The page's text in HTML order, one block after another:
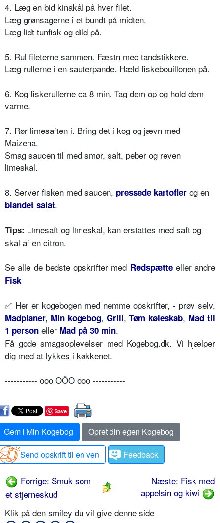
4. Læg en bid kinakål på hver filet.
Læg grønsagerne i et bundt på midten.
Læg lidt tunfisk og dild på.
5. Rul fileterne sammen. Fæstn med tandstikkere.
Læg rullerne i en sauterpande. Hæld fiskebouillonen på.
6. Kog fiskerullerne ca 8 min. Tag dem op og hold dem
varme.
7. Rør limesaften i. Bring det i kog og jævn med
Maizena.
Smag saucen til med smør, salt, peber og reven
limeskal.
8. Server fisken med saucen, pressede kartofler og en
blandet salat.
Tips: Limesaft og limeskal, kan erstattes med saft og
skal af en citron.
Se alle de bedste opskrifter med Rødspætteeller andre
Fisk
✅ Her er kogebogen med nemme opskrifter, - prøv selv,
Madplaner, Min kogebog, Grill,Tøm køleskab, Mad til
1 person eller Mad på 30 min.
Få gode smagsoplevelser med Kogebog.dk. Vi hjælper
dig med at lykkes i køkkenet.
----------- ooo OÔO ooo -----------
Save
Gem i Min Kogebog
Opret din egen Kogebog
Send opskrift til en ven
Feedback
Forrige: Smuk som
et stjerneskud
Næste: Fisk med
appelsin og kiwi
Klik på den smiley du vil give denne side